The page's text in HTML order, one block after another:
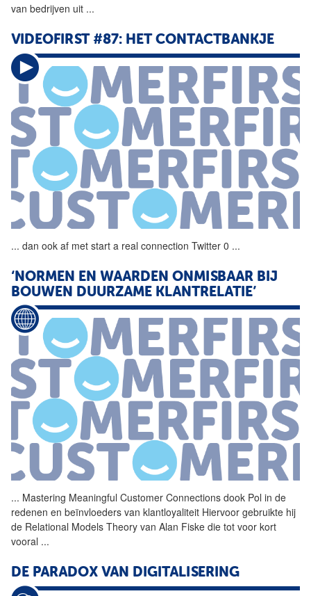
van bedrijven uit ...
VIDEOFIRST #87: HET CONTACTBANKJE
... dan ook af met start a real connection Twitter 0 ...
‘NORMEN EN WAARDEN ONMISBAAR BIJ
BOUWEN DUURZAME KLANTRELATIE’
... Mastering Meaningful Customer Connections dook Pol in de
redenen en beïnvloeders van klantloyaliteit Hiervoor gebruikte hij
de Relational Models Theory van Alan Fiske die tot voor kort
vooral ...
DE PARADOX VAN DIGITALISERING